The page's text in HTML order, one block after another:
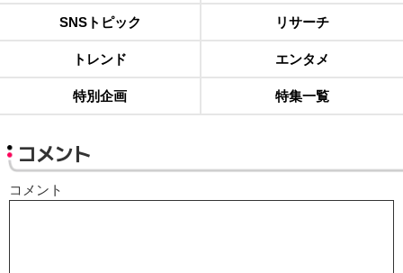
SNSトピック リサーチ
トレンド エンタメ
特別企画 特集一覧
コメント
コメント